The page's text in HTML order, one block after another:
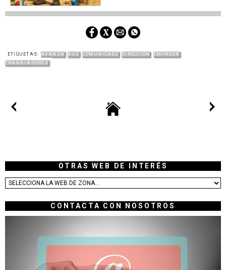
ETIQUETAS: AVANZA BUS COMUNICADO DIRECCIÓN
EMPRESA
TRABAJADORES
OTRAS WEB DE INTERÉS
CONTACTA CON NOSOTROS